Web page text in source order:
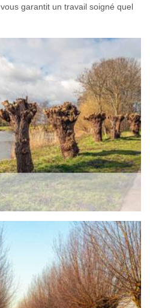
garantit un travail soigné quel